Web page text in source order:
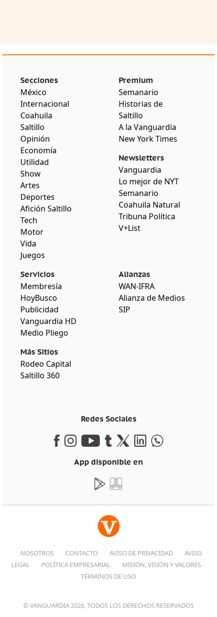
Secciones
México
Internacional
Coahuila
Saltillo
Opinión
Economía
Utilidad
Show
Artes
Deportes
Afición Saltillo
Tech
Motor
Vida
Juegos
Premium
Semanario
Historias de
Saltillo
A la Vanguardia
New York Times
Newsletters
Vanguardia
Lo mejor de NYT
Semanario
Coahuila Natural
Tribuna Política
V+List
Servicios
Membresía
HoyBusco
Publicidad
Vanguardia HD
Medio Pliego
Más Sitios
Rodeo Capital
Saltillo 360
Alianzas
WAN-IFRA
Alianza de Medios
SIP
Redes Sociales
App disponible en
NOSOTROS CONTACTO AVISO DE PRIVACIDAD
AVISO
LEGAL
POLÍTICA EMPRESARIAL
MISIÓN, VISIÓN Y VALORES
TÉRMINOS DE USO
© VANGUARDIA 2026, TODOS LOS DERECHOS RESERVADOS